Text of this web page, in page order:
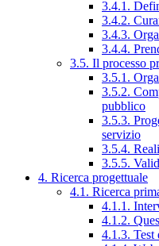
3.4.1.
3.4.2.
3.4.3.
3.4.4.
3.5. Il processo
3.5.1.
3.5.2.
pubblico
3.5.3.
servizio
3.5.4.
3.5.5.
4. Ricerca progettuale
4.1. Ricerca
4.1.1.
4.1.2.
4.1.3. Test